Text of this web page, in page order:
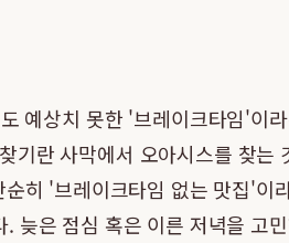
예상치 못한 '브레이크타임'이
란 사막에서 오아시스를 찾
히 '브레이크타임 없는 맛집'이
늦은 점심 혹은 이른 저녁을 고